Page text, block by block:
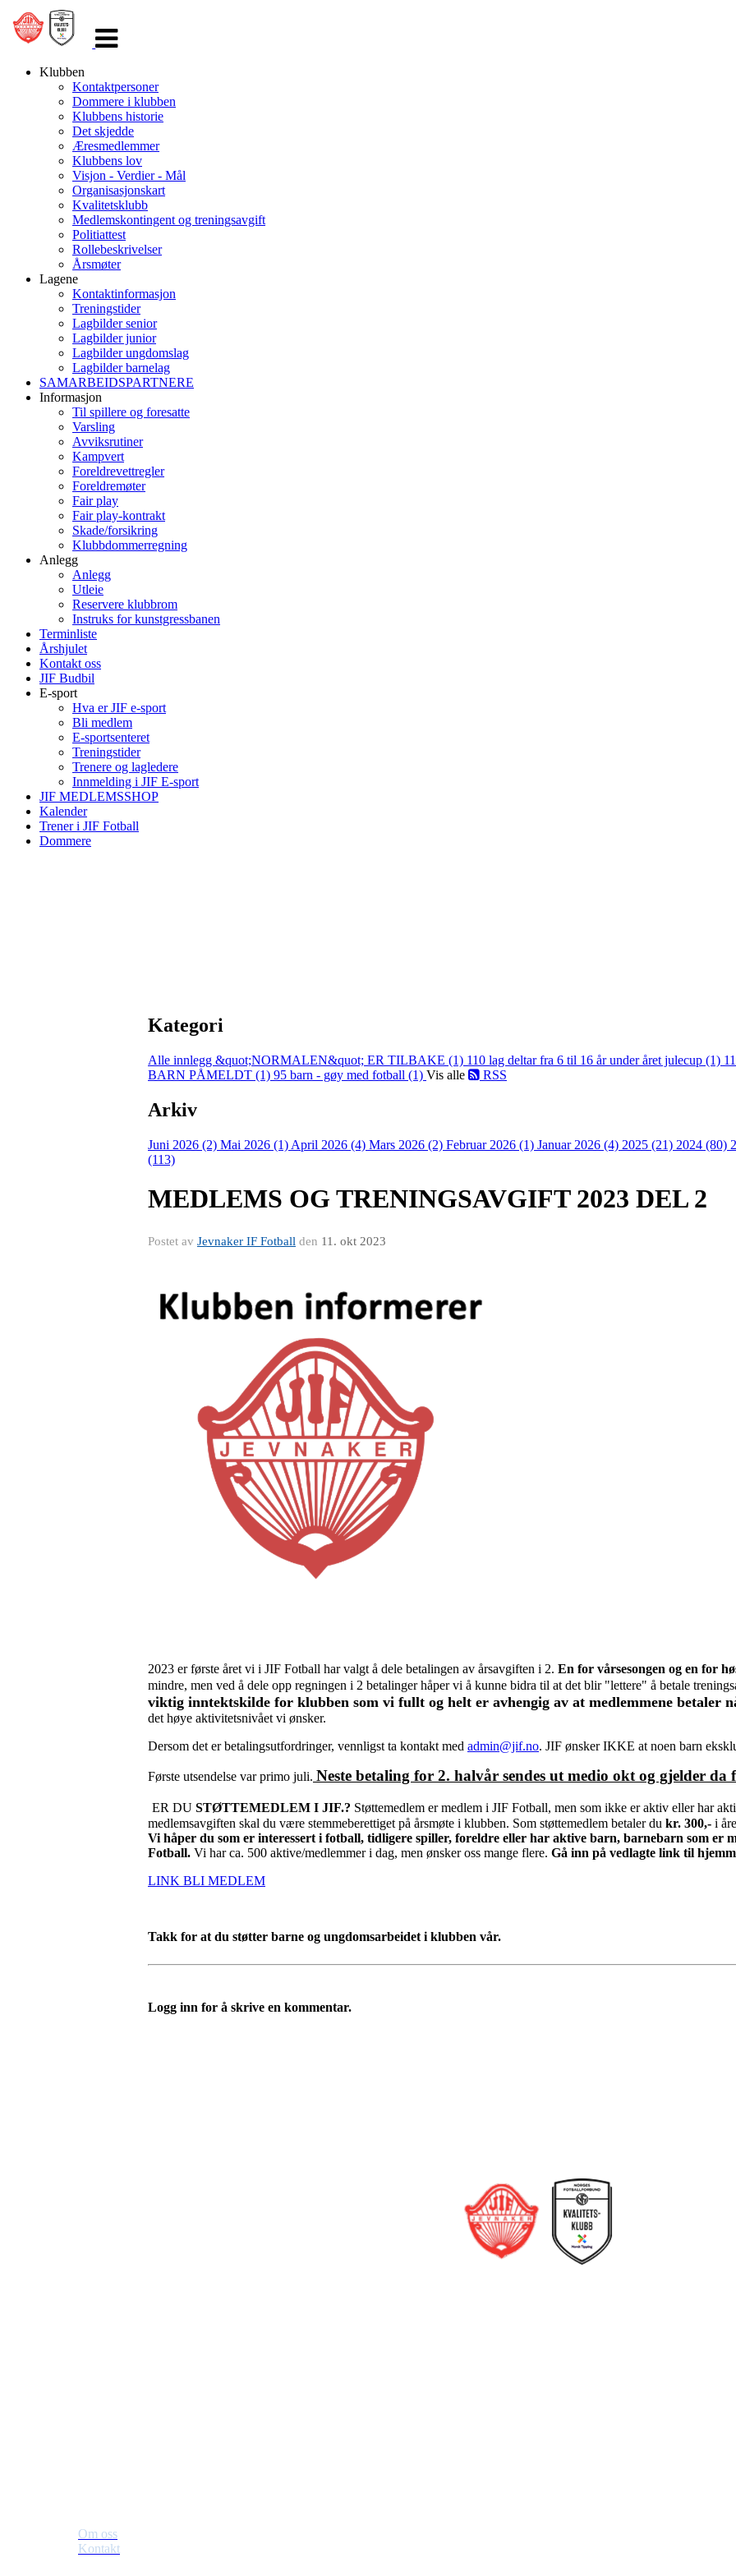
navigasjon
Klubben
Kontaktpersoner
Dommere i klubben
Klubbens historie
Det skjedde
Æresmedlemmer
Klubbens lov
Visjon - Verdier - Mål
Organisasjonskart
Kvalitetsklubb
Medlemskontingent og treningsavgift
Politiattest
Rollebeskrivelser
Årsmøter
Lagene
Kontaktinformasjon
Treningstider
Lagbilder senior
Lagbilder junior
Lagbilder ungdomslag
Lagbilder barnelag
SAMARBEIDSPARTNERE
Informasjon
Til spillere og foresatte
Varsling
Avviksrutiner
Kampvert
Foreldrevettregler
Foreldremøter
Fair play
Fair play-kontrakt
Skade/forsikring
Klubbdommerregning
Anlegg
Anlegg
Utleie
Reservere klubbrom
Instruks for kunstgressbanen
Terminliste
Årshjulet
Kontakt oss
JIF Budbil
E-sport
Hva er JIF e-sport
Bli medlem
E-sportsenteret
Treningstider
Trenere og lagledere
Innmelding i JIF E-sport
JIF MEDLEMSSHOP
Kalender
Trener i JIF Fotball
Dommere
Kategori
Alle innlegg &quot;NORMALEN&quot; ER TILBAKE (1) 110 lag deltar fra 6 til 16 år under året julecup (1)
BARN PÅMELDT (1) 95 barn - gøy med fotball (1) Vis alle RSS
Arkiv
Juni 2026 (2) Mai 2026 (1) April 2026 (4) Mars 2026 (2) Februar 2026 (1) Januar 2026 (4) 2025 (21) 2024 (80)
(113)
MEDLEMS OG TRENINGSAVGIFT 2023 DEL 2
Postet av Jevnaker IF Fotball den 11. okt 2023
2023 er første året vi i JIF Fotball har valgt å dele betalingen av årsavgiften i 2. En for vårsesongen og en for
mindre, men ved å dele opp regningen i 2 betalinger håper vi å kunne bidra til at det blir "lettere" å betale
viktig inntektskilde for klubben som vi fullt og helt er avhengig av at medlemmene betaler
det høye aktivitetsnivået vi ønsker.
Dersom det er betalingsutfordringer, vennligst ta kontakt med admin@jif.no. JIF ønsker IKKE at noen barn
Første utsendelse var primo juli. Neste betaling for 2. halvår sendes ut medio okt og gjelder da
ER DU STØTTEMEDLEM I JIF.? Støttemedlem er medlem i JIF Fotball, men som ikke er aktiv eller har
medlemsavgiften skal du være stemmeberettiget på årsmøte i klubben. Som støttemedlem betaler du kr. 300,- i
Vi håper du som er interessert i fotball, tidligere spiller, foreldre eller har aktive barn, barnebarn som er
Fotball. Vi har ca. 500 aktive/medlemmer i dag, men ønsker oss mange flere. Gå inn på vedlagte link til
LINK BLI MEDLEM
Takk for at du støtter barne og ungdomsarbeidet i klubben vår.
Logg inn for å skrive en kommentar.
Om oss
Kontakt